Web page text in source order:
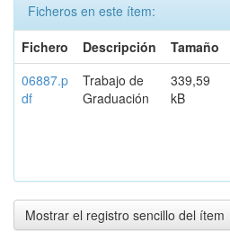
Ficheros en este ítem:
Fichero
Descripción Tamaño
06887.p
df
Trabajo de
Graduación
339,59
kB
Mostrar el registro sencillo del ítem